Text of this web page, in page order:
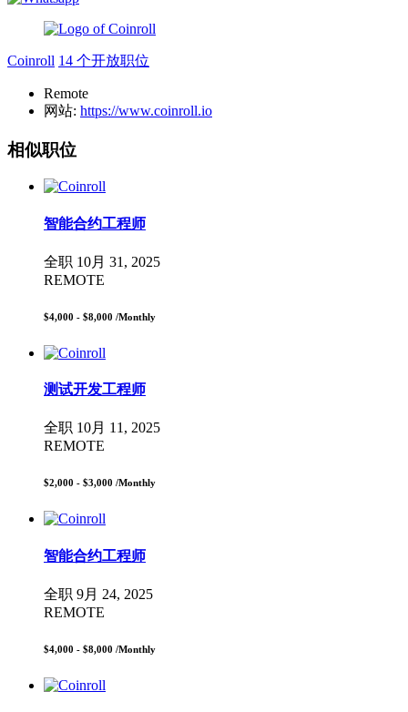
Coinroll 14 个开放职位
Remote
网站: https://www.coinroll.io
相似职位
智能合约工程师
全职 10月 31, 2025
REMOTE
$4,000 - $8,000 /Monthly
测试开发工程师
全职 10月 11, 2025
REMOTE
$2,000 - $3,000 /Monthly
智能合约工程师
全职 9月 24, 2025
REMOTE
$4,000 - $8,000 /Monthly